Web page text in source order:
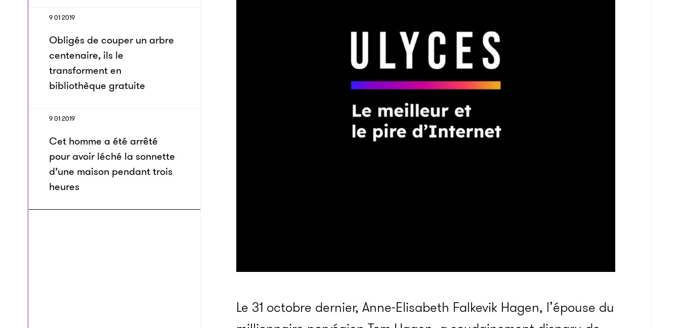
9 01 2019
Obligés de couper un arbre
centenaire, ils le
transforment en
bibliothèque gratuite
9 01 2019
Cet homme a été arrêté
pour avoir léché la sonnette
d’une maison pendant trois
heures
Le 31 octobre dernier, Anne-Elisabeth Falkevik Hagen, l’épouse du